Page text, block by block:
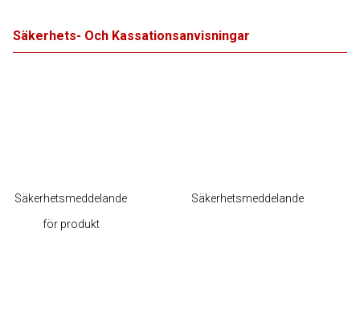
Säkerhets- Och Kassationsanvisningar
Säkerhetsmeddelande
för produkt
Säkerhetsmeddelande